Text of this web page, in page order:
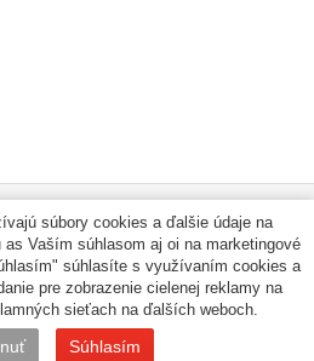
Bezpečné platební
metody
Využíváme zasílání
PPL
© PNEUMAX.SK 2026 by
súbory cookies a ďalšie údaje na
Vaším súhlasom aj oi na marketingové
súhlasíte s využívaním cookies a
pre zobrazenie cielenej reklamy na
sieťach na ďalších weboch.
Súhlasím